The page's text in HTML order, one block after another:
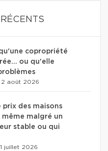
copropriété
ou qu'elle
2 août 2026
prix des maisons
malgré un
stable ou qui
juillet 2026